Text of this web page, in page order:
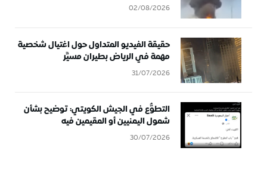
02/08/2026
حقيقة الفيديو المتداول حول اغتيال شخصية
مهمة في الرياض بطيران مسيَّر
31/07/2026
التطوُّع في الجيش الكويتي: توضيح بشأن
شمول اليمنيين أو المقيمين فيه
30/07/2026